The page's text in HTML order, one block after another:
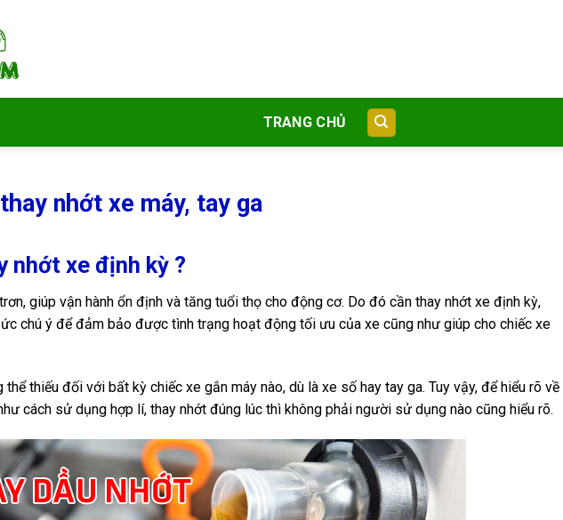
TRANG CHỦ
nhớt xe máy, tay ga
nhớt xe định kỳ ?
giúp vận hành ổn định và tăng tuổi thọ cho động cơ. Do đó cần thay nhớt xe định kỳ,
chú ý để đảm bảo được tình trạng hoạt động tối ưu của xe cũng như giúp cho chiếc xe
thể thiếu đối với bất kỳ chiếc xe gắn máy nào, dù là xe số hay tay ga. Tuy vậy, để hiểu rõ về
cách sử dụng hợp lí, thay nhớt đúng lúc thì không phải người sử dụng nào cũng hiểu rõ.